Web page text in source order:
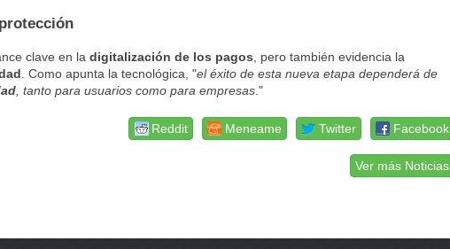
clave en ladigitalización de los pagos , pero también evidencia la
. Como apunta la tecnológica, "el éxito de esta nueva etapa dependerá de
, tanto para usuarios como para empresas ."
Facebook
Twitter
Meneame
Reddit
Ver más Noticias